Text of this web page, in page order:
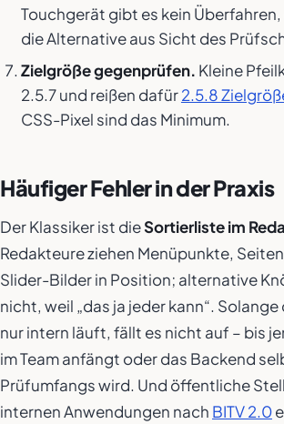
Touchgerät gibt es kein
die Alternative aus Sicht des
Zielgröße gegenprüfen. Kleine
2.5.7 und reißen dafür2.5.8
CSS-Pixel sind das Minimum.
Häufiger Fehler in der Praxis
Der Klassiker ist dieSortierliste im
Redakteure ziehen Menüpunkte,
Slider-Bilder in Position; alternative
nicht, weil „das ja jeder kann“. Solange
nur intern läuft, fällt es nicht auf – bis
im Team anfängt oder das Backend
Prüfumfangs wird. Und öffentliche
internen Anwendungen nach BITV 2.0